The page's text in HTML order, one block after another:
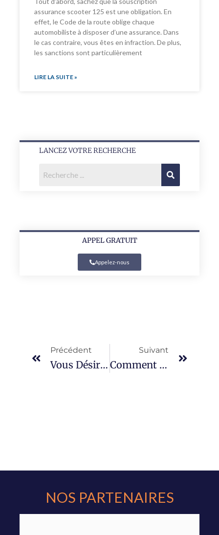
assurance scooter 125 est une obligation. En
effet, le Code de la route oblige chaque
automobiliste à disposer d’une assurance. Dans
le cas contraire, vous êtes en infraction. De plus,
les sanctions sont particulièrement
LIRE LA SUITE »
LANCEZ VOTRE RECHERCHE
APPEL GRATUIT
Appelez-nous
Précédent
Vous Désirez Une Assurance Auto Temporaire Pas Cher ?
Suivant
Comment Faire Le Choix Assurance Scooter 50 ?
NOS PARTENAIRES